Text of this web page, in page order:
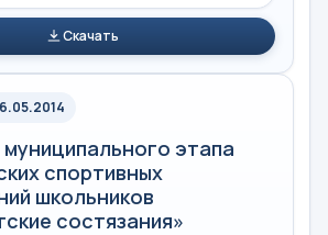
Скачать
этапа
спортивных
школьников
состязания»